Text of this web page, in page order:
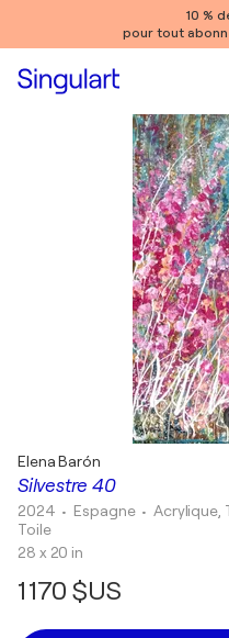
10 %
pour tout
Silvestre 40
Elena Barón
2024 • Espagne • Acrylique,
Toile
28 x 20 in
1 170 $US